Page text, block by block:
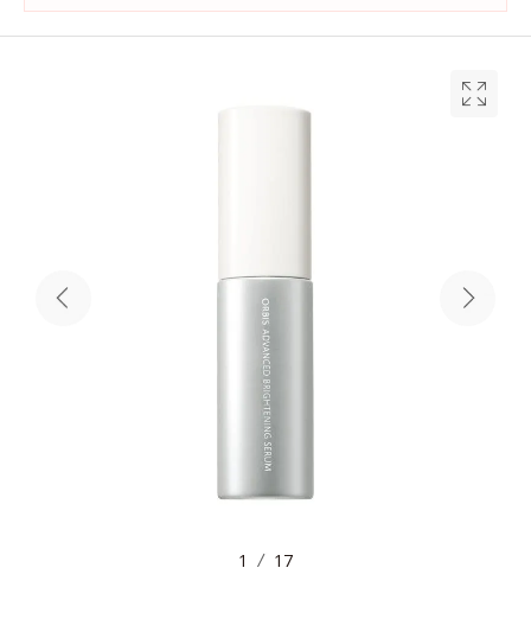
1 17